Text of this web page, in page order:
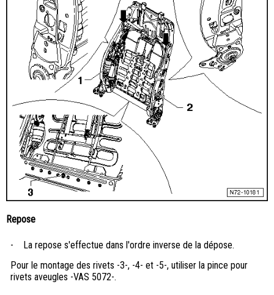
Repose
-
La repose s'effectue dans l'ordre inverse de la dépose.
Pour le montage des rivets -3-, -4- et -5-, utiliser la pince pour
rivets aveugles -VAS 5072-.